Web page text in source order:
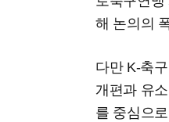
해 논의의
다만 K-축
개편과 유
를 중심으